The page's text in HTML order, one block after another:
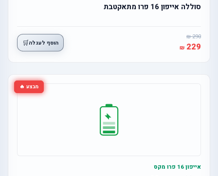
סוללה אייפון 16 פרו מתאקטבת
290
229 הוסף לעגלה🛒
מבצע 🔥
אייפון 16 פרו מקס